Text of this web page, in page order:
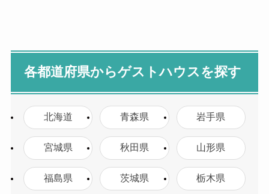
各都道府県からゲストハウスを探す
北海道 青森県 岩手県
宮城県 秋田県 山形県
福島県 茨城県 栃木県